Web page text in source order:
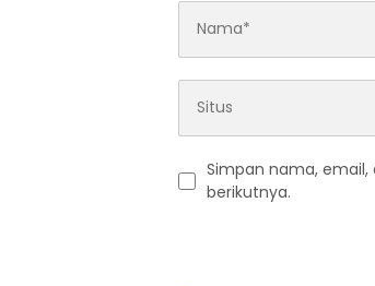
Simpan nama,
berikutnya.